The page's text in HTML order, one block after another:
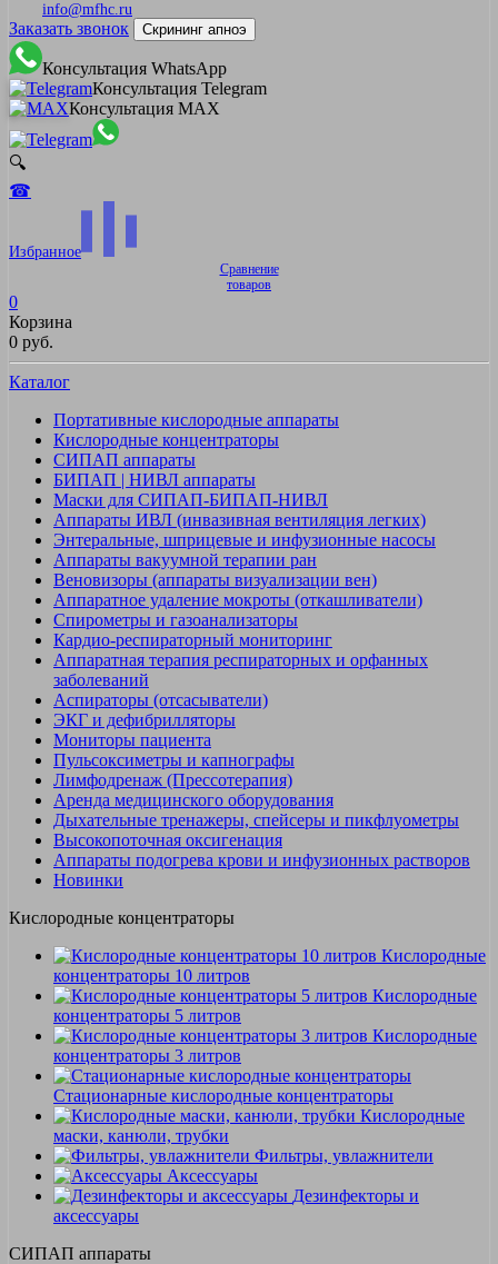
info@mfhc.ru
Заказать звонок Скрининг апноэ
Консультация WhatsApp
Консультация Telegram
Консультация MAX
🔍
☎
Избранное
Сравнение
товаров
0
Корзина
0 руб.
Каталог
Портативные кислородные аппараты
Кислородные концентраторы
СИПАП аппараты
БИПАП | НИВЛ аппараты
Маски для СИПАП-БИПАП-НИВЛ
Аппараты ИВЛ (инвазивная вентиляция легких)
Энтеральные, шприцевые и инфузионные насосы
Аппараты вакуумной терапии ран
Веновизоры (аппараты визуализации вен)
Аппаратное удаление мокроты (откашливатели)
Спирометры и газоанализаторы
Кардио-респираторный мониторинг
Аппаратная терапия респираторных и орфанных
заболеваний
Аспираторы (отсасыватели)
ЭКГ и дефибрилляторы
Мониторы пациента
Пульсоксиметры и капнографы
Лимфодренаж (Прессотерапия)
Аренда медицинского оборудования
Дыхательные тренажеры, спейсеры и пикфлуометры
Высокопоточная оксигенация
Аппараты подогрева крови и инфузионных растворов
Новинки
Кислородные концентраторы
Кислородные
концентраторы 10 литров
Кислородные
концентраторы 5 литров
Кислородные
концентраторы 3 литров
Стационарные кислородные концентраторы
Кислородные
маски, канюли, трубки
Фильтры, увлажнители
Аксессуары
Дезинфекторы и
аксессуары
СИПАП аппараты